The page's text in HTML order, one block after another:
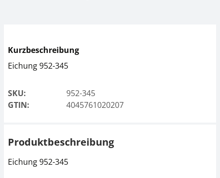
Kurzbeschreibung
Eichung 952-345
SKU:
952-345
GTIN:
4045761020207
Produktbeschreibung
Eichung 952-345